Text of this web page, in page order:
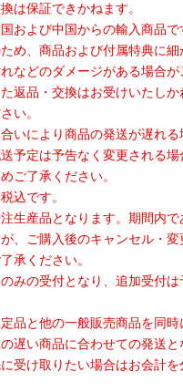
は保証できかねます。
および中国からの輸入商品で
め、商品および付属特典に細
などのダメージがある場合
返品・交換はお受けいたし
い。
いにより商品の発送が遅れる
予定は予告なく変更される
ご了承ください。
込です。
生産品となります。期間内で
、ご購入後のキャンセル・変
承ください。
みの受付となり、追加受付は
品と他の一般販売商品を同時
遅い商品に合わせての発送
受け取りたい場合はお会計を